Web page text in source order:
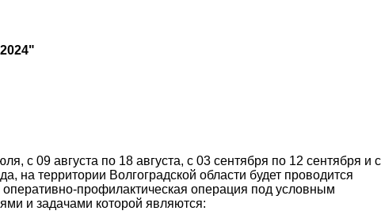
с 09 августа по 18 августа, с 03 сентября по 12 сентября и с
на территории Волгоградской области будет проводится
профилактическая операция под условным
и задачами которой являются: